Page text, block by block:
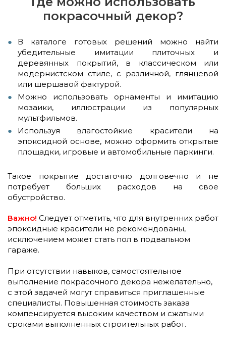
покрасочный декор?
В каталоге готовых решений можно найти
убедительные имитации плиточных и
деревянных покрытий, в классическом или
модернистском стиле, с различной, глянцевой
или шершавой фактурой.
Можно использовать орнаменты и имитацию
мозаики, иллюстрации из популярных
мультфильмов.
Используя влагостойкие красители на
эпоксидной основе, можно оформить открытые
площадки, игровые и автомобильные паркинги.
Такое покрытие достаточно долговечно и не
потребует больших расходов на свое
обустройство.
Важно! Следует отметить, что для внутренних работ
эпоксидные красители не рекомендованы,
исключением может стать пол в подвальном
гараже.
При отсутствии навыков, самостоятельное
выполнение покрасочного декора нежелательно,
с этой задачей могут справиться приглашенные
специалисты. Повышенная стоимость заказа
компенсируется высоким качеством и сжатыми
сроками выполненных строительных работ.